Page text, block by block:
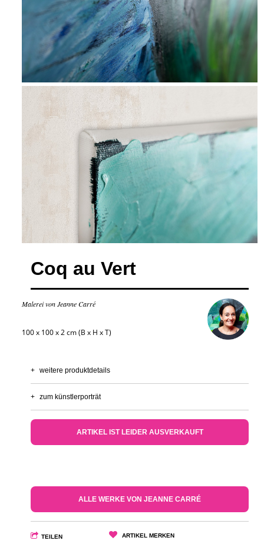
Coq au Vert
Malerei von Jeanne Carré
100 x 100 x 2 cm (B x H x T)
+ weitere produktdetails
+ zum künstlerporträt
ARTIKEL IST LEIDER AUSVERKAUFT
ALLE WERKE VON JEANNE CARRÉ
TEILEN ARTIKEL MERKEN